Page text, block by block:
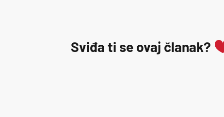
Sviđa ti se ovaj članak?